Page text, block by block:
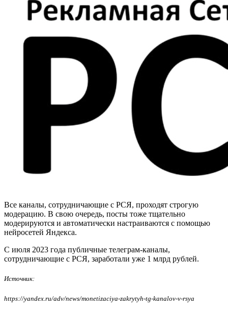
Все каналы, сотрудничающие с РСЯ, проходят строгую
модерацию. В свою очередь, посты тоже тщательно
модерируются и автоматически настраиваются с помощью
нейросетей Яндекса.
С июля 2023 года публичные телеграм-каналы,
сотрудничающие с РСЯ, заработали уже 1 млрд рублей.
Источник:
https://yandex.ru/adv/news/monetizaciya-zakrytyh-tg-kanalov-v-rsya